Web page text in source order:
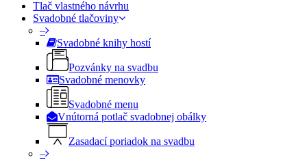
Tlač vlastného návrhu
Svadobné tlačoviny
–
Svadobné knihy hostí
Pozvánky na svadbu
Svadobné menovky
Svadobné menu
Vnútorná potlač svadobnej obálky
Zasadací poriadok na svadbu
–